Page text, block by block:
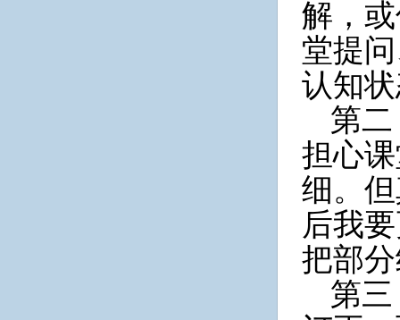
解，
堂提
认知
第
担心
细。
后我
把部
第